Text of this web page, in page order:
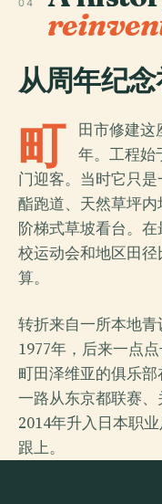
04
从周年纪念
町
田市修建这
年。工程始
门迎客。当时它只
酯跑道、天然草坪
阶梯式草坡看台。
校运动会和地区田
算。
转折来自一所本地
1977年，后来一点
町田泽维亚的俱乐
一路从东京都联赛
2014年升入日本职
跟上。